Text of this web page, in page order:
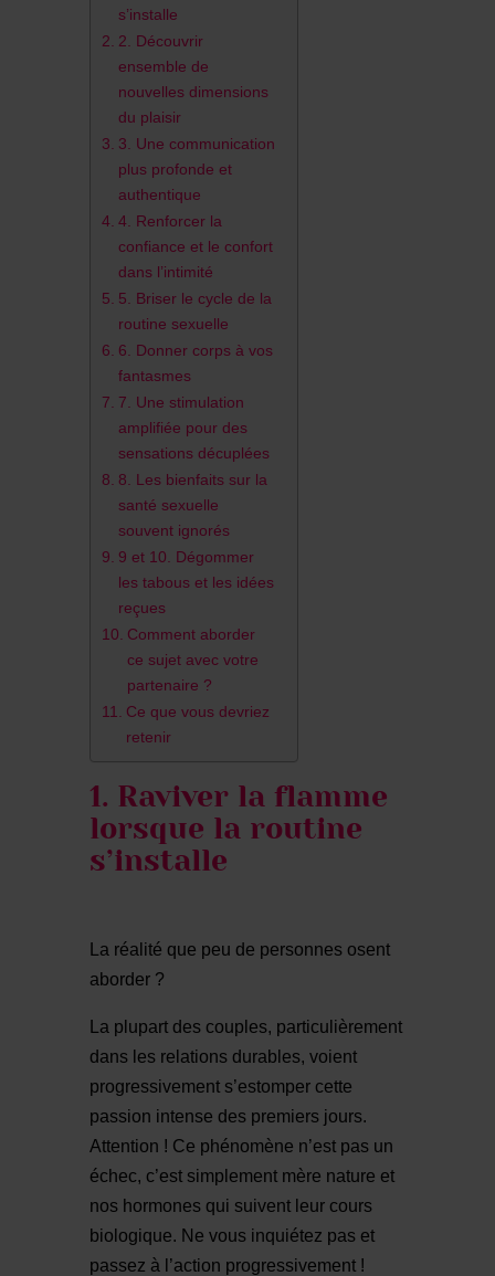
s’installe
2. Découvrir
ensemble de
nouvelles dimensions
du plaisir
3. Une communication
plus profonde et
authentique
4. Renforcer la
confiance et le confort
dans l’intimité
5. Briser le cycle de la
routine sexuelle
6. Donner corps à vos
fantasmes
7. Une stimulation
amplifiée pour des
sensations décuplées
8. Les bienfaits sur la
santé sexuelle
souvent ignorés
9 et 10. Dégommer
les tabous et les idées
reçues
Comment aborder
ce sujet avec votre
partenaire ?
Ce que vous devriez
retenir
1. Raviver la flamme
lorsque la routine
s’installe
La réalité que peu de personnes osent
aborder ?
La plupart des couples, particulièrement
dans les relations durables, voient
progressivement s’estomper cette
passion intense des premiers jours.
Attention ! Ce phénomène n’est pas un
échec, c’est simplement mère nature et
nos hormones qui suivent leur cours
biologique. Ne vous inquiétez pas et
passez à l’action progressivement !